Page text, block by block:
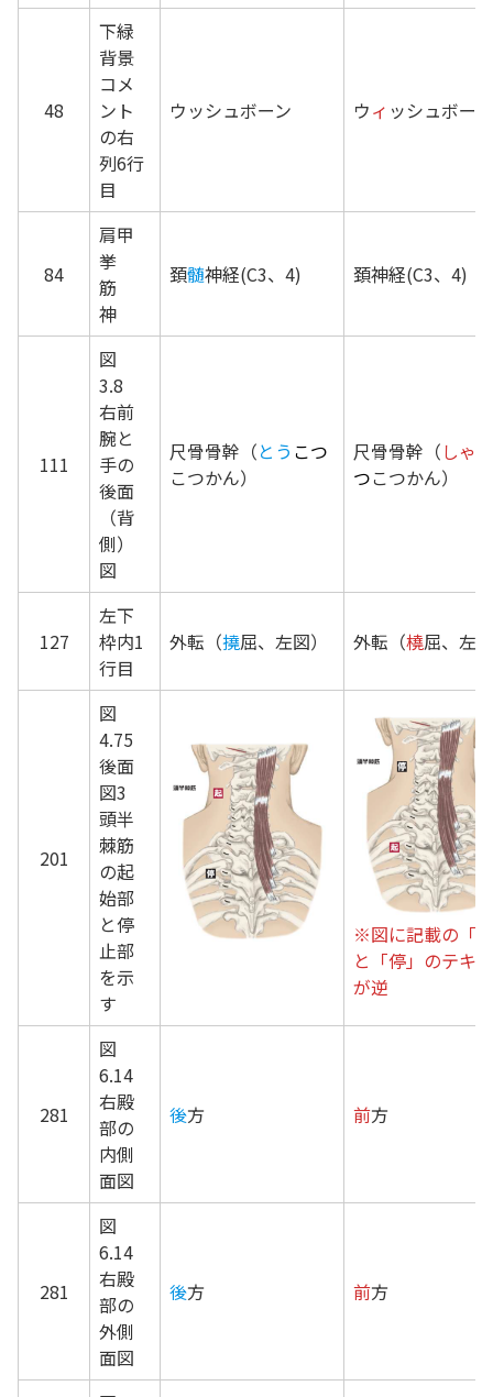
48
下緑
背景
コメ
ント
の右
列6行
目
ウッシュボーン ウィ ッシュボーン
84
肩甲
挙
筋
神
頚髄神経(C3、4) 頚神経(C3、4)
111
図
3.8
右前
腕と
手の
後面
（背
側）
図
尺骨骨幹（とう こつ
こつかん）
尺骨骨幹（しゃく
つこつかん
127
左下
枠内1
行目
外転（撓屈、左図） 外転（橈屈、左
201
図
4.75
後面
図3
頭半
棘筋
の起
始部
と停
止部
を示
す
※図に記載の「
と「停」のテキ
が逆
281
図
6.14
右殿
部の
内側
面図
後方 前方
281
図
6.14
右殿
部の
外側
面図
後方 前方